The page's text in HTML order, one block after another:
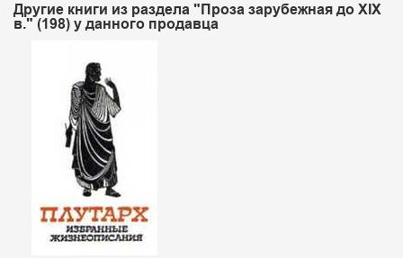
Другие книги из раздела "Проза зарубежная до XIX
в." (198) у данного продавца